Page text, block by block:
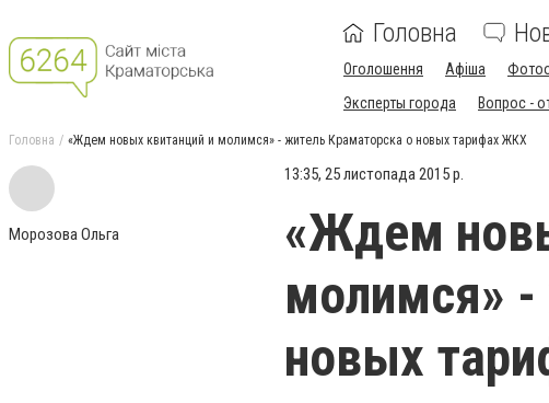
Головна
Оголошення Афіша
Эксперты города
Вопрос -
Головна «Ждем новых квитанций и молимся» - житель Краматорска о новых тарифах ЖКХ
Морозова Ольга
13:35, 25 листопада 2015 р.
«Ждем
молимся» -
новых